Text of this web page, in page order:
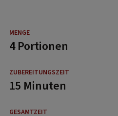
4 Portionen
15 Minuten